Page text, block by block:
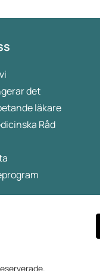
det
läkare
Råd